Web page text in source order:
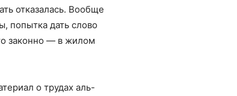
отказалась. Вообще
попытка дать слово
законно — в жилом
о трудах аль-